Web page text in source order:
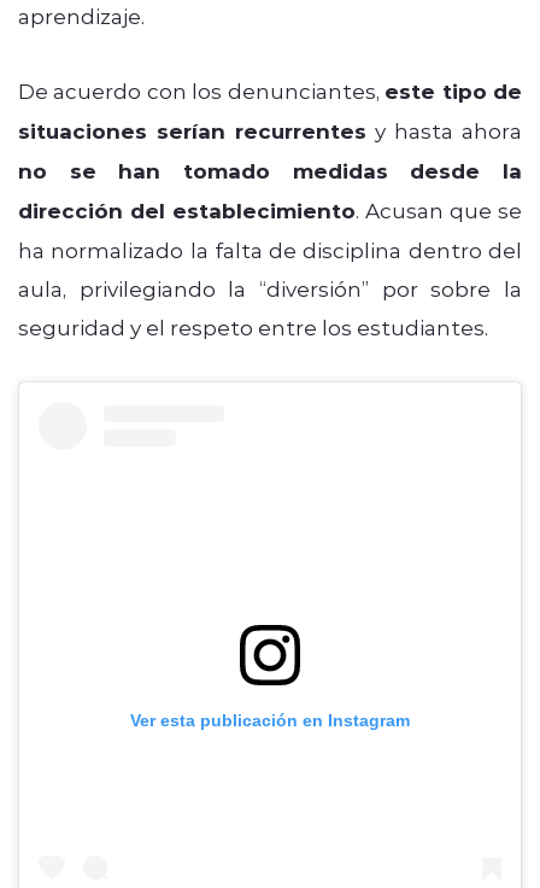
aprendizaje.
De acuerdo con los denunciantes, este tipo de
situaciones serían recurrentes y hasta ahora
no se han tomado medidas desde la
dirección del establecimiento. Acusan que se
ha normalizado la falta de disciplina dentro del
aula, privilegiando la “diversión” por sobre la
seguridad y el respeto entre los estudiantes.
Ver esta publicación en Instagram